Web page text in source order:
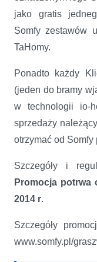
jako gratis
Somfy zestawów
TaHomy.
Ponadto każdy
(jeden do bramy
w technologii io-
sprzedaży
otrzymać od Somfy
Szczegóły i
Promocja potrwa
2014 r.
Szczegóły
www.somfy.pl/